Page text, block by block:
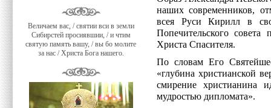
Величаем вас, / святии вси в земли
Сибирстей просиявшии, / и чтим
святую память вашу, / вы бо молите
за нас / Христа Бога нашего.
наших современников,
всея Руси Кирилл в
Попечительского
Христа Спасителя.
По словам Его
«глубина христианской
смирение христианина
мудростью дипломата».